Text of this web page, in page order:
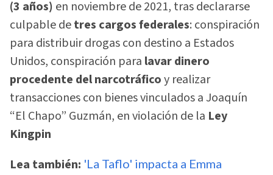
(3 años) en noviembre de 2021, tras declararse
culpable detres cargos federales: conspiración
para distribuir drogas con destino a Estados
Unidos, conspiración para lavar dinero
procedente del narcotráficoy realizar
transacciones con bienes vinculados a Joaquín
“El Chapo” Guzmán, en violación de la Ley
Kingpin
Lea también: 'La Taflo' impacta a Emma